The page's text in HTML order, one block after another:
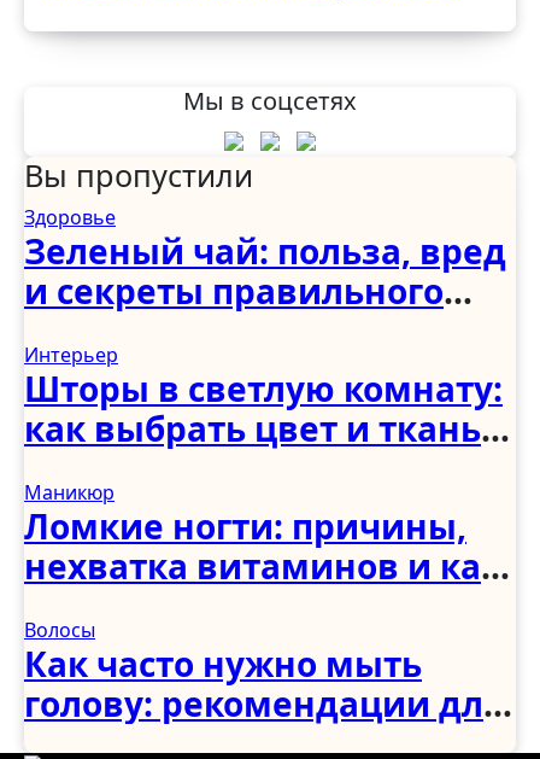
Мы в соцсетях
Вы пропустили
Здоровье
Зеленый чай: польза, вред
и секреты правильного
Интерьер
Шторы в светлую комнату:
как выбрать цвет и ткань
Маникюр
Ломкие ногти: причины,
нехватка витаминов и как
условиях
Волосы
Как часто нужно мыть
голову: рекомендации для
женщин, мужчин и детей